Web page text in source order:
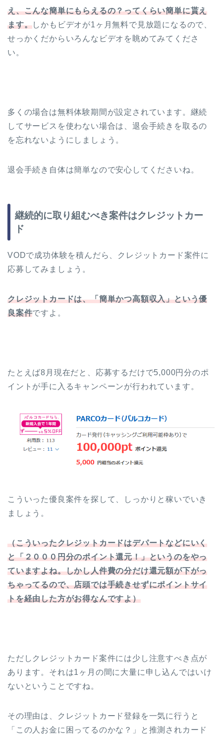
え、こんな簡単にもらえるの？ってくらい簡単に貰え
ます。しかもビデオが1ヶ月無料で見放題になるので、
せっかくだからいろんなビデオを眺めてみてくださ
い。
多くの場合は無料体験期間が設定されています。継続
してサービスを使わない場合は、退会手続きを取るの
を忘れないようにしましょう。
退会手続き自体は簡単なので安心してくださいね。
継続的に取り組むべき案件はクレジットカー
ド
VODで成功体験を積んだら、クレジットカード案件に
応募してみましょう。
クレジットカードは、「簡単かつ高額収入」という優
良案件ですよ。
たとえば8月現在だと、応募するだけで5,000円分のポ
イントが手に入るキャンペーンが行われています。
こういった優良案件を探して、しっかりと稼いでいき
ましょう。
（こういったクレジットカードはデパートなどにいく
と「２０００円分のポイント還元！」というのをやっ
ていますよね。しかし人件費の分だけ還元額が下がっ
ちゃってるので、店頭では手続きせずにポイントサイ
トを経由した方がお得なんですよ）
ただしクレジットカード案件には少し注意すべき点が
あります。それは1ヶ月の間に大量に申し込んではいけ
ないということですね。
その理由は、クレジットカード登録を一気に行うと
「この人お金に困ってるのかな？」と推測されカード